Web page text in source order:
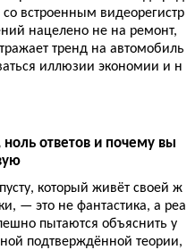
со встроенным видеорегистр
нацелено не на ремонт,
тренд на автомобиль
иллюзии экономии и н
ответов и почему вы
который живёт своей ж
— это не фантастика, а реа
пытаются объяснить у
подтверждённой теории,